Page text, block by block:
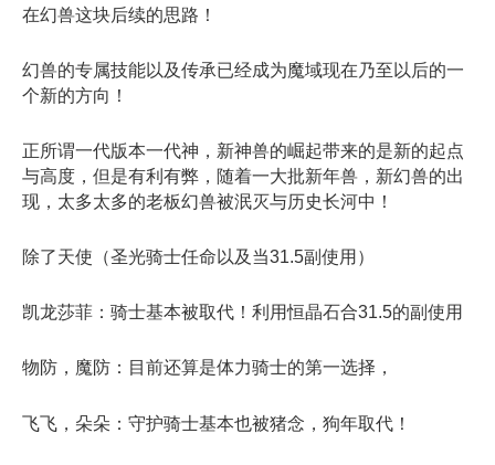
在幻兽这块后续的思路！
幻兽的专属技能以及传承已经成为魔域现在乃至以后的一
个新的方向！
正所谓一代版本一代神，新神兽的崛起带来的是新的起点
与高度，但是有利有弊，随着一大批新年兽，新幻兽的出
现，太多太多的老板幻兽被泯灭与历史长河中！
除了天使（圣光骑士任命以及当31.5副使用）
凯龙莎菲：骑士基本被取代！利用恒晶石合31.5的副使用
物防，魔防：目前还算是体力骑士的第一选择，
飞飞，朵朵：守护骑士基本也被猪念，狗年取代！